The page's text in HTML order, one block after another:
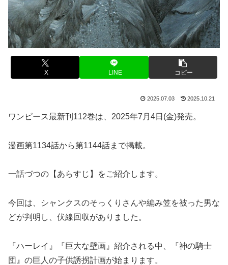
X LINE コピー
2025.07.03 2025.10.21
ワンピース最新刊112巻は、2025年7月4日(金)発売。
漫画第1134話から第1144話まで掲載。
一話づつの【あらすじ】をご紹介します。
今回は、シャンクスのそっくりさんや編み笠を被った男な
どが判明し、伏線回収がありました。
『ハーレイ』『巨大な壁画』紹介される中、『神の騎士
団』の巨人の子供誘拐計画が始まります。